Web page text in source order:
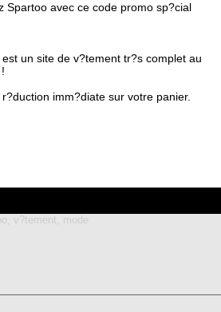
Spartoo avec ce code promo sp?cial
un site de v?tement tr?s complet au
imm?diate sur votre panier.
v?tement, mode